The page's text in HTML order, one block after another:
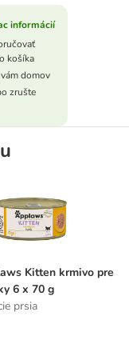
informácií
košíka
domov
zrušte
Kitten krmivo pre
Kitten krmivo pre
6 x 70 g
prsia